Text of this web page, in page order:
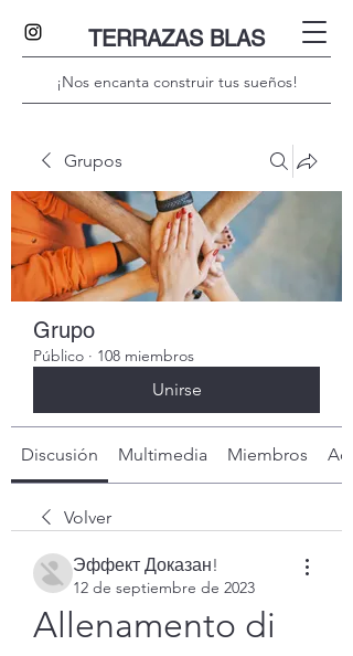
TERRAZAS BLAS
¡Nos encanta construir tus sueños!
Grupos
Grupo
Público · 108 miembros
Unirse
Discusión Multimedia Miembros
Volver
Эффект Доказан!
12 de septiembre de 2023
Allenamento di